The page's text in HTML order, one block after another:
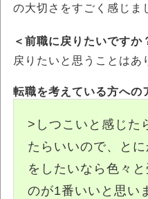
の大切さをすごく感じま
＜前職に戻りたいですか
戻りたいと思うことはあ
転職を考えている方への
>しつこいと感じた
たらいいので、と
をしたいなら色々
のが1番いいと思い